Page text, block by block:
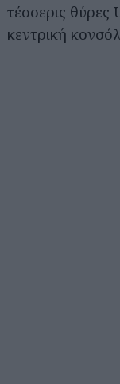
τέσσερις θύρες
κεντρική